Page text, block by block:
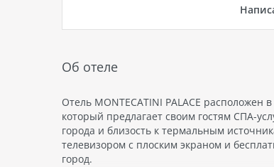
Об отеле
Отель MONTECATINI PALACE
который предлагает своим гостям СПА-
города и близость к термальным
телевизором с плоским экраном и
город.